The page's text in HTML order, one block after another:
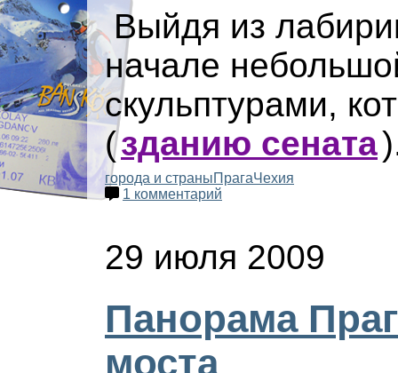
Выйдя из
начале
скульптурами,
(зданию сената)
города и страныПрагаЧехия
1 комментарий
29 июля 2009
Панорама
моста